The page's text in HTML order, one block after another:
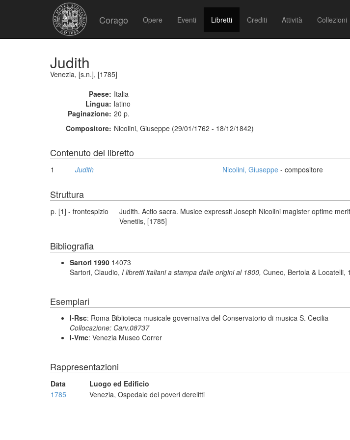
Corago Opere Eventi Libretti Crediti Attività Collezioni
Judith
Venezia, [s.n.], [1785]
Paese: Italia
Lingua: latino
Paginazione: 20 p.
Compositore: Nicolini, Giuseppe (29/01/1762 - 18/12/1842)
Contenuto del libretto
1 Judith Nicolini, Giuseppe - compositore
Struttura
p. [1] - frontespizio
Judith. Actio sacra. Musice expressit Joseph Nicolini magister optime
Venetiis, [1785]
Bibliografia
Sartori 1990 14073
Sartori, Claudio, I libretti italiani a stampa dalle origini al 1800, Cuneo, Bertola & Locatelli,
Esemplari
I-Rsc: Roma Biblioteca musicale governativa del Conservatorio di musica S. Cecilia
Collocazione: Carv.08737
I-Vmc: Venezia Museo Correr
Rappresentazioni
Data Luogo ed Edificio
1785
Venezia, Ospedale dei poveri derelitti